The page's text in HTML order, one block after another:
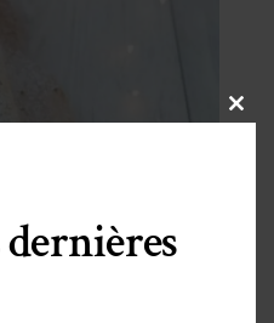
Close
dernières